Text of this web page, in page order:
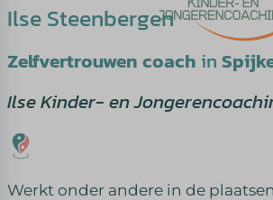
Ilse Steenbergen
Zelfvertrouwen coach in
Ilse Kinder- en
Werkt onder andere in de